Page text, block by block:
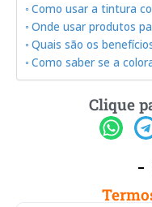
Como usar a tintura
Onde usar produtos
Quais são os
Como saber se a
Clique